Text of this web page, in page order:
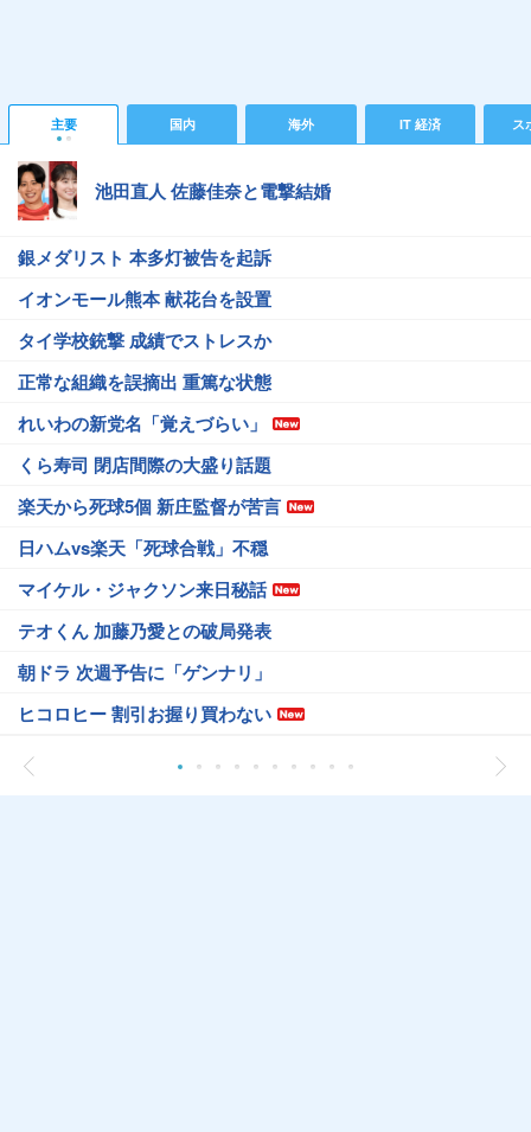
主要 国内 海外 IT 経済 ス
池田直人 佐藤佳奈と電撃結婚
銀メダリスト 本多灯被告を起訴
イオンモール熊本 献花台を設置
タイ学校銃撃 成績でストレスか
正常な組織を誤摘出 重篤な状態
れいわの新党名「覚えづらい」
くら寿司 閉店間際の大盛り話題
楽天から死球5個 新庄監督が苦言
日ハムvs楽天「死球合戦」不穏
マイケル・ジャクソン来日秘話
テオくん 加藤乃愛との破局発表
朝ドラ 次週予告に「ゲンナリ」
ヒコロヒー 割引お握り買わない